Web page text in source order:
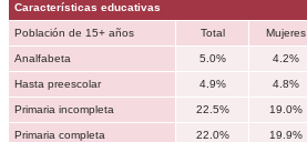
Características educativas
Población de 15+ años Total Mujeres
Analfabeta 5.0% 4.2%
Hasta preescolar 4.9% 4.8%
Primaria incompleta 22.5% 19.0%
Primaria completa 22.0% 19.9%